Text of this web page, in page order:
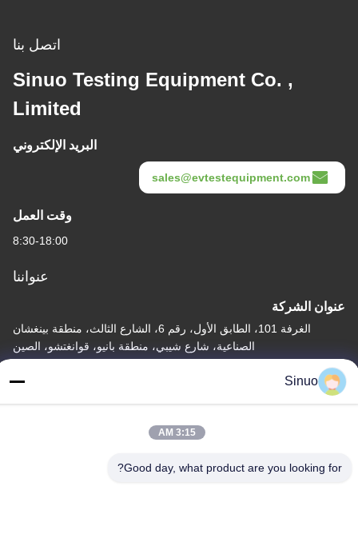
اتصل بنا
Sinuo Testing Equipment Co. ,
Limited
البريد الإلكتروني
sales@evtestequipment.com
وقت العمل
8:30-18:00
عنواننا
عنوان الشركة
الغرفة 101، الطابق الأول، رقم 6، الشارع الثالث، منطقة بينغشان
الصناعية، شارع شيبي، منطقة بانيو، قوانغتشو، الصين
عنوان المصنع
Sinuo
3:15 AM
Good day, what product are you looking for?